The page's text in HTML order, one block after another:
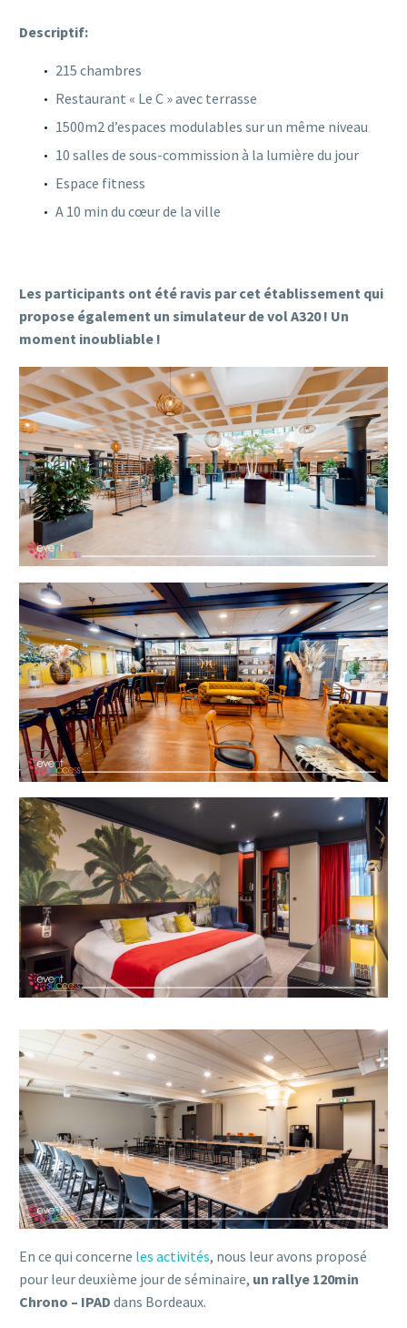
Descriptif:
215 chambres
Restaurant « Le C » avec terrasse
1500m2 d’espaces modulables sur un même niveau
10 salles de sous-commission à la lumière du jour
Espace fitness
A 10 min du cœur de la ville
Les participants ont été ravis par cet établissement qui
propose également un simulateur de vol A320 ! Un
moment inoubliable !
En ce qui concerne les activités, nous leur avons proposé
pour leur deuxième jour de séminaire, un rallye 120min
Chrono – IPAD dans Bordeaux.